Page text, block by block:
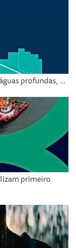
profundas, ...
primeiro